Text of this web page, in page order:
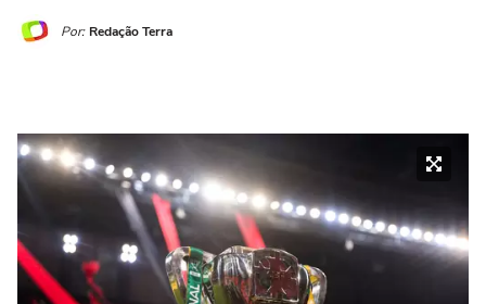
Por: Redação Terra